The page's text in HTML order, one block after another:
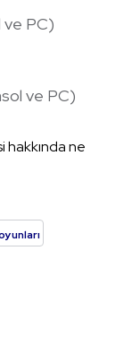
ve PC)
ve PC)
hakkında ne